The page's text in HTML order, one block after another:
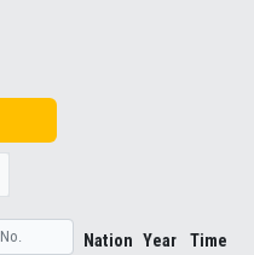
Nation Year Time